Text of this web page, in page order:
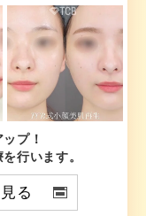
プ！
行います。
る